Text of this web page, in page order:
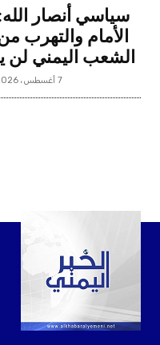
سياسي أنصار
الأمام والتهرب
الشعب اليمني لن
7 أغسطس، 2026